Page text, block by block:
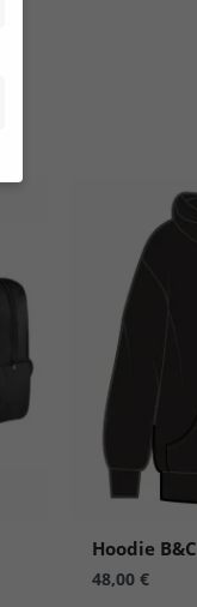
Hoodie B&C
48,00 €